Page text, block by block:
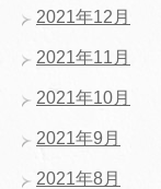
2021年12月
2021年11月
2021年10月
2021年9月
2021年8月